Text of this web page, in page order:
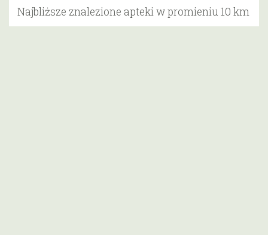
Najbliższe znalezione apteki w promieniu 10 km